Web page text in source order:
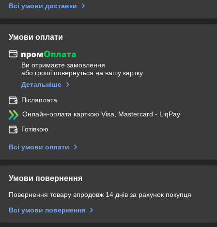
Всі умови доставки
Умови оплати
Ви отримаєте замовлення
або гроші повернуться на вашу картку
Детальніше
Післяплата
Онлайн-оплата карткою Visa, Mastercard - LiqPay
Готівкою
Всі умови оплати
Умови повернення
Повернення товару впродовж 14 днів за рахунок покупця
Всі умови повернення